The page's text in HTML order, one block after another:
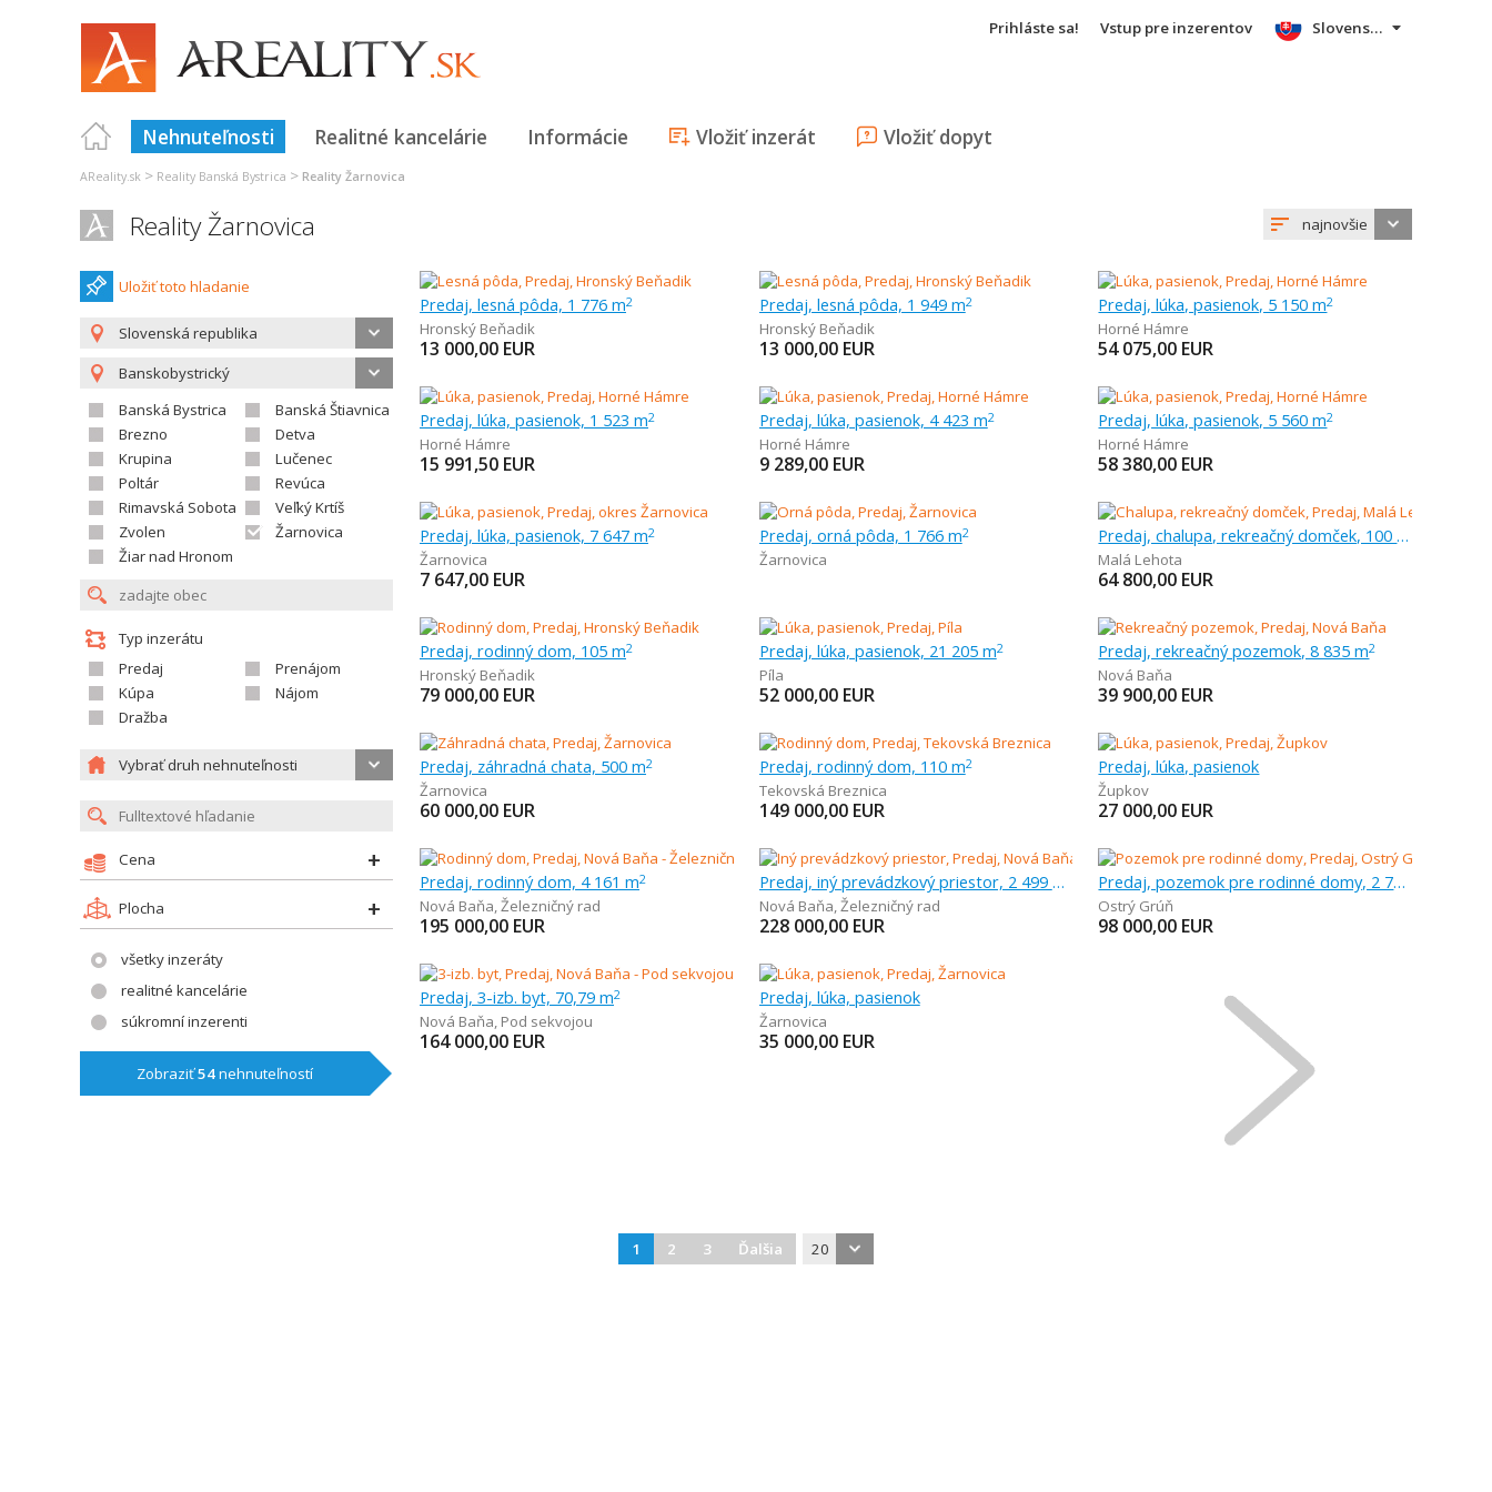
Prihláste sa! Vstup pre inzerentov
Nehnuteľnosti Realitné kancelárie Informácie Vložiť inzerát Vložiť dopyt
Slovensky
AReality.sk > Reality Banská Bystrica > Reality Žarnovica
Reality Žarnovica najnovšie
Uložiť toto hladanie
Slovenská republika
Banskobystrický
Banská Bystrica
Banská Štiavnica
Brezno
Detva
Krupina
Lučenec
Poltár
Revúca
Rimavská Sobota
Veľký Krtíš
Zvolen
Žarnovica
Žiar nad Hronom
Typ inzerátu
Predaj
Prenájom
Kúpa
Nájom
Dražba
Vybrať druh nehnuteľnosti
Cena
Plocha
všetky inzeráty
realitné kancelárie
súkromní inzerenti
Zobraziť54nehnuteľností
Predaj, lesná pôda, 1 776 m2
Hronský Beňadik
13 000,00 EUR
Predaj, lesná pôda, 1 949 m2
Hronský Beňadik
13 000,00 EUR
Predaj, lúka, pasienok, 5 150 m2
Horné Hámre
54 075,00 EUR
Predaj, lúka, pasienok, 1 523 m2
Horné Hámre
15 991,50 EUR
Predaj, lúka, pasienok, 4 423 m2
Horné Hámre
9 289,00 EUR
Predaj, lúka, pasienok, 5 560 m2
Horné Hámre
58 380,00 EUR
Predaj, lúka, pasienok, 7 647 m2
Žarnovica
7 647,00 EUR
Predaj, orná pôda, 1 766 m2
Žarnovica
Predaj, chalupa, rekreačný domček, 100 m
Malá Lehota
64 800,00 EUR
Predaj, rodinný dom, 105 m2
Hronský Beňadik
79 000,00 EUR
Predaj, lúka, pasienok, 21 205 m2
Píla
52 000,00 EUR
Predaj, rekreačný pozemok, 8 835 m2
Nová Baňa
39 900,00 EUR
Predaj, záhradná chata, 500 m2
Žarnovica
60 000,00 EUR
Predaj, rodinný dom, 110 m2
Tekovská Breznica
149 000,00 EUR
Predaj, lúka, pasienok
Župkov
27 000,00 EUR
Predaj, rodinný dom, 4 161 m2
Nová Baňa,Železničný rad
195 000,00 EUR
Predaj, iný prevádzkový priestor, 2 499 m
Nová Baňa,Železničný rad
228 000,00 EUR
Predaj, pozemok pre rodinné domy, 2 728 m
Ostrý Grúň
98 000,00 EUR
Predaj, 3-izb. byt, 70,79 m2
Nová Baňa, Pod sekvojou
164 000,00 EUR
Predaj, lúka, pasienok
Žarnovica
35 000,00 EUR
1 2 3 Ďalšia 20